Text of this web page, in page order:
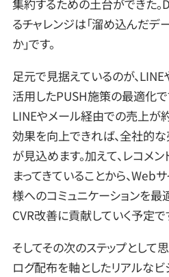
集約するための土台ができた。
るチャレンジは「溜め込んだデ
か」です。
足元で見据えているのが、
活用したPUSH施策の最適化
LINEやメール経由での売上が
効果を向上できれば、全社的
が見込めます。加えて、レコメ
まってきていることから、Web
様へのコミュニケーションを最
CVR改善に貢献していく予定で
そしてその次のステップとして
ログ配布を軸としたリアルな